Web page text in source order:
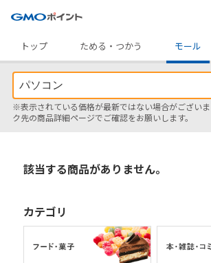
トップ
ためる・つかう モール
※表示されている価格が最新ではない場合がござい
ク先の商品詳細ページでご確認をお願いします。
該当する商品がありません。
カテゴリ